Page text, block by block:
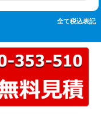
11,000円~
66,000円
27,500円
38,500円
33,000円
+3,300円
33,000円
全て税込表記